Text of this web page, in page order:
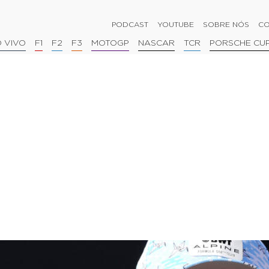
PODCAST YOUTUBE SOBRE NÓS
VIVO F1 F2 F3 MOTOGP NASCAR TCR PORSCHE